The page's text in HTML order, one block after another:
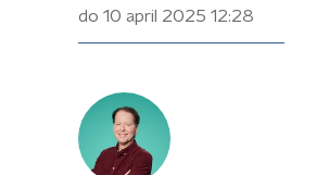
do 10 april 2025 12:28